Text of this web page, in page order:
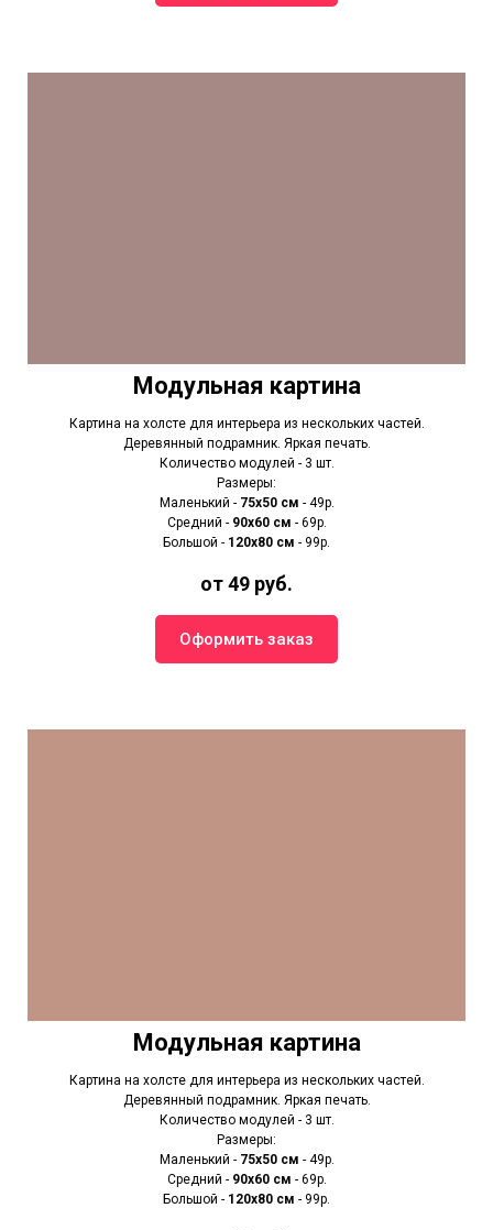
Модульная картина
Картина на холсте для интерьера из нескольких частей.
Деревянный подрамник. Яркая печать.
Количество модулей - 3 шт.
Размеры:
Маленький - 75х50 см - 49р.
Средний - 90x60 см - 69р.
Большой - 120х80 см - 99р.
от 49 руб.
Оформить заказ
Модульная картина
Картина на холсте для интерьера из нескольких частей.
Деревянный подрамник. Яркая печать.
Количество модулей - 3 шт.
Размеры:
Маленький - 75х50 см - 49р.
Средний - 90x60 см - 69р.
Большой - 120х80 см - 99р.